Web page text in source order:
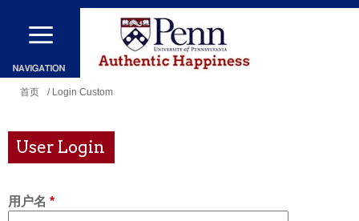
跳
到
主
容
你
这
里
首页 / Login Custom
User Login
用户名 *